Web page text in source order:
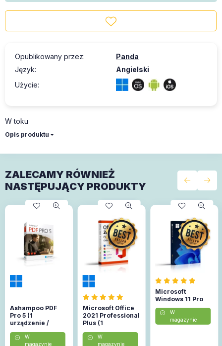
Opublikowany przez:
Panda
Język:
Angielski
Użycie:
W toku
Opis produktu
ZALECAMY RÓWNIEŻ
NASTĘPUJĄCY PRODUKTY
Ashampoo PDF
Pro 5 (1
urządzenie /
W
magazynie
Microsoft Office
2021 Professional
Plus (1
(Aktywacja
W
magazynie
Microsoft
Windows 11 Pro
W
magazynie